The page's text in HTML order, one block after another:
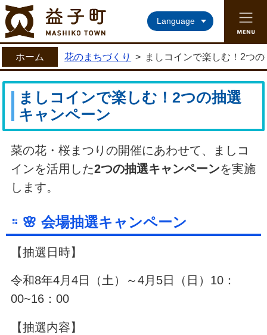
益子町ホームページ
Language
ホーム 花のまちづくり > ましコインで楽しむ！2つ
ましコインで楽しむ！2つの抽選
キャンペーン
菜の花・桜まつりの開催にあわせて、ましコ
インを活用した2つの抽選キャンペーンを実施
します。
🌸 会場抽選キャンペーン
【抽選日時】
令和8年4月4日（土）～4月5日（日）10：
00~16：00
【抽選内容】